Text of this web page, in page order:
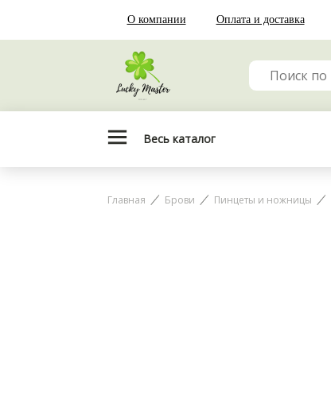
Главная Брови Пинцеты и ножницы
О компании Оплата и доставка
Весь каталог